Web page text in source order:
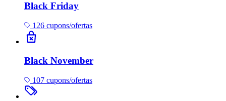
Black Friday
126 cupons/ofertas
Black November
107 cupons/ofertas